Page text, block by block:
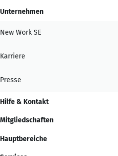
Unternehmen
New Work SE
Karriere
Presse
Hilfe & Kontakt
Mitgliedschaften
Hauptbereiche